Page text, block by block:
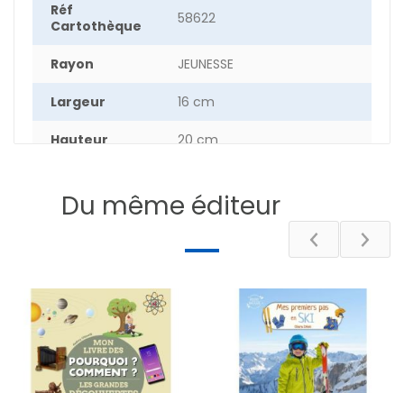
Réf
Cartothèque
58622
Rayon JEUNESSE
Largeur 16 cm
Hauteur 20 cm
Poids 14 g
DESCRIPTIF
Du même éditeur